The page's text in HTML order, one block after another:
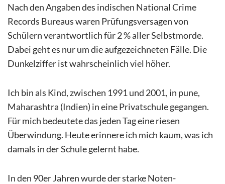
Nach den Angaben des indischen National Crime
Records Bureaus waren Prüfungsversagen von
Schülern verantwortlich für 2 % aller Selbstmorde.
Dabei geht es nur um die aufgezeichneten Fälle. Die
Dunkelziffer ist wahrscheinlich viel höher.
Ich bin als Kind, zwischen 1991 und 2001, in pune,
Maharashtra (Indien) in eine Privatschule gegangen.
Für mich bedeutete das jeden Tag eine riesen
Überwindung. Heute erinnere ich mich kaum, was ich
damals in der Schule gelernt habe.
In den 90er Jahren wurde der starke Noten-